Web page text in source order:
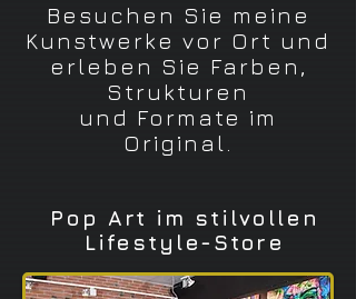
Besuchen Sie meine
Kunstwerke vor Ort und
erleben Sie Farben,
Strukturen
und Formate im
Original.
Pop Art im stilvollen
Lifestyle-Store